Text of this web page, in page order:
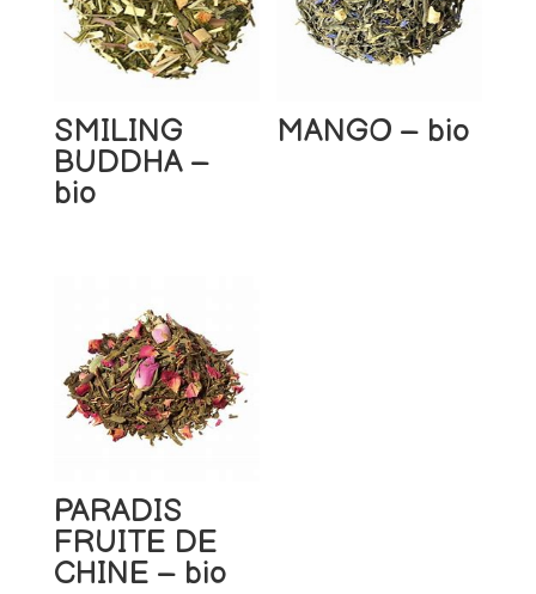
SMILING
BUDDHA –
bio
MANGO – bio
PARADIS
FRUITE DE
CHINE – bio